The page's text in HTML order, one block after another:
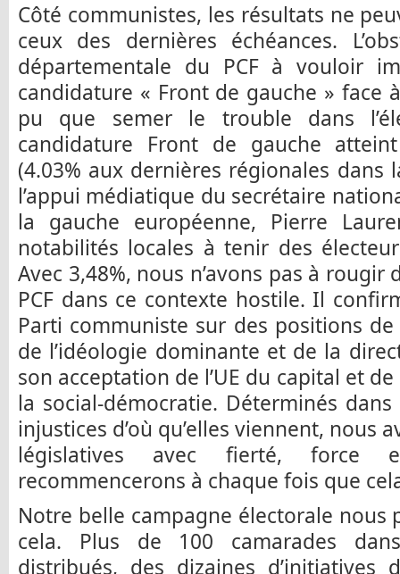
Côté communistes, les résultats ne
ceux des dernières échéances.
départementale du PCF à vouloir
candidature « Front de gauche » face
pu que semer le trouble dans
candidature Front de gauche
(4.03% aux dernières régionales dans
l’appui médiatique du secrétaire
la gauche européenne, Pierre
notabilités locales à tenir des
Avec 3,48%, nous n’avons pas à
PCF dans ce contexte hostile. Il
Parti communiste sur des positions
de l’idéologie dominante et de la
son acceptation de l’UE du capital et
la social-démocratie. Déterminés
injustices d’où qu’elles viennent, nous
législatives avec fierté, force
recommencerons à chaque fois que
Notre belle campagne électorale nous
cela. Plus de 100 camarades
distribués, des dizaines